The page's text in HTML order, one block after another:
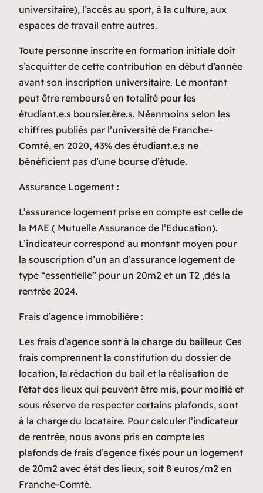
universitaire), l’accès au sport, à la culture, aux
espaces de travail entre autres.
Toute personne inscrite en formation initiale doit
s’acquitter de cette contribution en début d’année
avant son inscription universitaire. Le montant
peut être remboursé en totalité pour les
étudiant.e.s boursier.ère.s. Néanmoins selon les
chiffres publiés par l’université de Franche-
Comté, en 2020, 43% des étudiant.e.s ne
bénéficient pas d’une bourse d’étude.
Assurance Logement :
L’assurance logement prise en compte est celle de
la MAE ( Mutuelle Assurance de l’Education).
L’indicateur correspond au montant moyen pour
la souscription d’un an d’assurance logement de
type “essentielle” pour un 20m2 et un T2 ,dès la
rentrée 2024.
Frais d’agence immobilière :
Les frais d’agence sont à la charge du bailleur. Ces
frais comprennent la constitution du dossier de
location, la rédaction du bail et la réalisation de
l’état des lieux qui peuvent être mis, pour moitié et
sous réserve de respecter certains plafonds, sont
à la charge du locataire. Pour calculer l’indicateur
de rentrée, nous avons pris en compte les
plafonds de frais d’agence fixés pour un logement
de 20m2 avec état des lieux, soit 8 euros/m2 en
Franche-Comté.